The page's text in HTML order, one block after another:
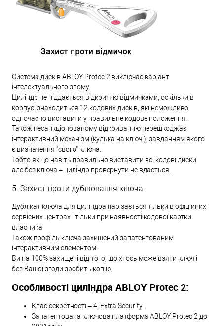
Система дисків ABLOY Protec 2 виключає варіант
інтелектуального злому.
Циліндр не піддається відкриттю відмичками, оскільки в
корпусі знаходиться 12 кодових дисків, які неможливо
одночасно виставити у правильне кодове положення.
Також несанкціонованому відкриванню перешкоджає
інтерактивний механізм (кулька на ключі), завданням якого
є визначення "свого" ключа.
Тобто якщо навіть правильно виставити всі кодові диски,
але без ключа – циліндр провернути не вдасться.
5. Захист проти дублювання ключа.
Дублікат ключа для циліндра нарізається тільки в офіційних
сервісних центрах і тільки при наявності кодової картки
власника.
Також профіль ключа захищений запатентованим
інтерактивним елементом.
Ви на 100% захищені від того, що хтось може взяти ключ і
без Вашої згоди зробить копію.
Особливості циліндра ABLOY Protec 2:
Клас секретності – 4, Extra Security.
Запатентована ключова платформа ABLOY Protec 2 до